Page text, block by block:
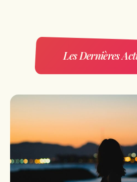
Les Dernières